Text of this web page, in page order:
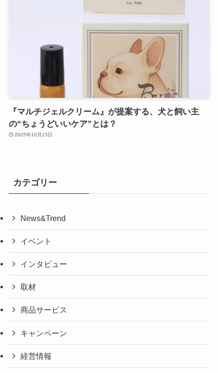
『マルチジェルクリーム』が提案する、犬と飼い主
の“ちょうどいいケア”とは？
2025年10月15日
カテゴリー
News&Trend
イベント
インタビュー
取材
商品サービス
キャンペーン
経営情報